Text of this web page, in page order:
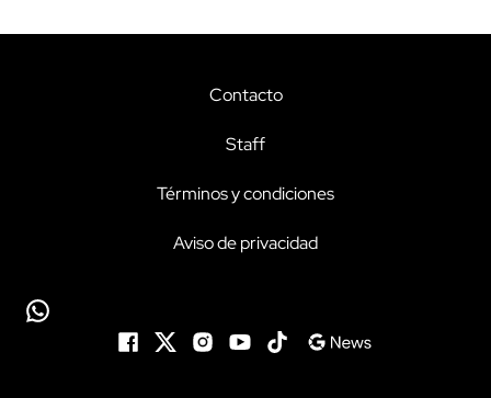
Contacto
Staff
Términos y condiciones
Aviso de privacidad